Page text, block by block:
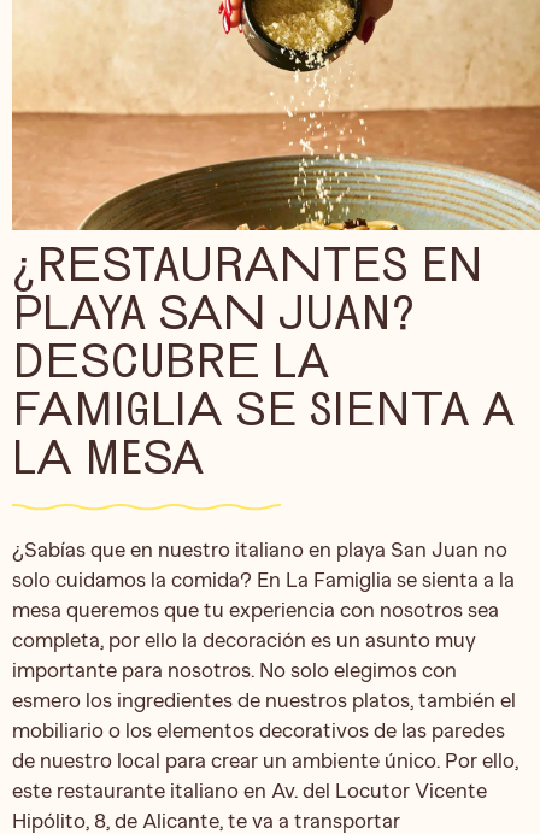
¿RESTAURANTES EN
PLAYA SAN JUAN?
DESCUBRE LA
FAMIGLIA SE SIENTA A
LA MESA
¿Sabías que en nuestro italiano en playa San Juan no
solo cuidamos la comida? En La Famiglia se sienta a la
mesa queremos que tu experiencia con nosotros sea
completa, por ello la decoración es un asunto muy
importante para nosotros. No solo elegimos con
esmero los ingredientes de nuestros platos, también el
mobiliario o los elementos decorativos de las paredes
de nuestro local para crear un ambiente único. Por ello,
este restaurante italiano en Av. del Locutor Vicente
Hipólito, 8, de Alicante, te va a transportar